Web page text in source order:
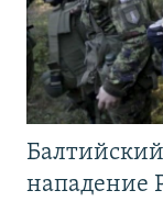
нападение